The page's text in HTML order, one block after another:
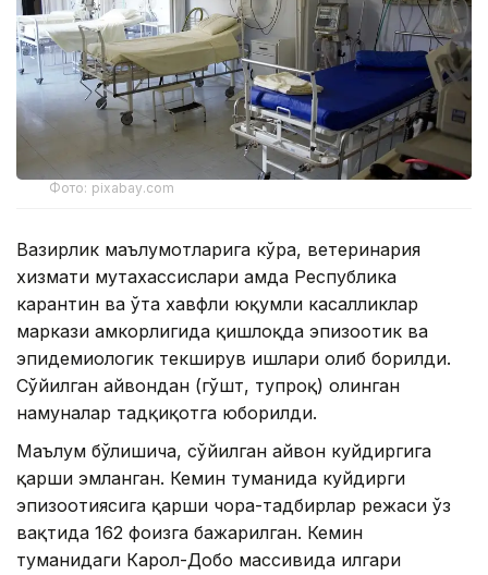
Фото: pixabay.com
Вазирлик маълумотларига кўра, ветеринария
хизмати мутахассислари ҳамда Республика
карантин ва ўта хавфли юқумли касалликлар
маркази ҳамкорлигида қишлоқда эпизоотик ва
эпидемиологик текширув ишлари олиб борилди.
Сўйилган ҳайвондан (гўшт, тупроқ) олинган
намуналар тадқиқотга юборилди.
Маълум бўлишича, сўйилган ҳайвон куйдиргига
қарши эмланган. Кемин туманида куйдирги
эпизоотиясига қарши чора-тадбирлар режаси ўз
вақтида 162 фоизга бажарилган. Кемин
туманидаги Карол-Добо массивида илгари